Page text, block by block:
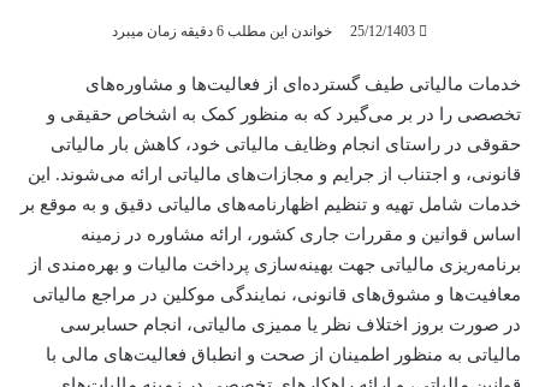
25/12/1403 خواندن این مطلب 6 دقیقه زمان میبرد
خدمات مالیاتی طیف گسترده‌ای از فعالیت‌ها و مشاوره‌های
تخصصی را در بر می‌گیرد که به منظور کمک به اشخاص حقیقی و
حقوقی در راستای انجام وظایف مالیاتی خود، کاهش بار مالیاتی
قانونی، و اجتناب از جرایم و مجازات‌های مالیاتی ارائه می‌شوند. این
خدمات شامل تهیه و تنظیم اظهارنامه‌های مالیاتی دقیق و به موقع بر
اساس قوانین و مقررات جاری کشور، ارائه مشاوره در زمینه
برنامه‌ریزی مالیاتی جهت بهینه‌سازی پرداخت مالیات و بهره‌مندی از
معافیت‌ها و مشوق‌های قانونی، نمایندگی موکلین در مراجع مالیاتی
در صورت بروز اختلاف نظر یا ممیزی مالیاتی، انجام حسابرسی
مالیاتی به منظور اطمینان از صحت و انطباق فعالیت‌های مالی با